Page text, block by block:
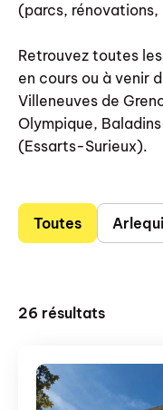
(parcs,
Retrouvez toutes
en cours ou à venir
Villeneuves de
Olympique,
(Essarts-Surieux).
Toutes
26 résultats